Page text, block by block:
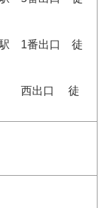
駅 1番出口 徒
西出口 徒